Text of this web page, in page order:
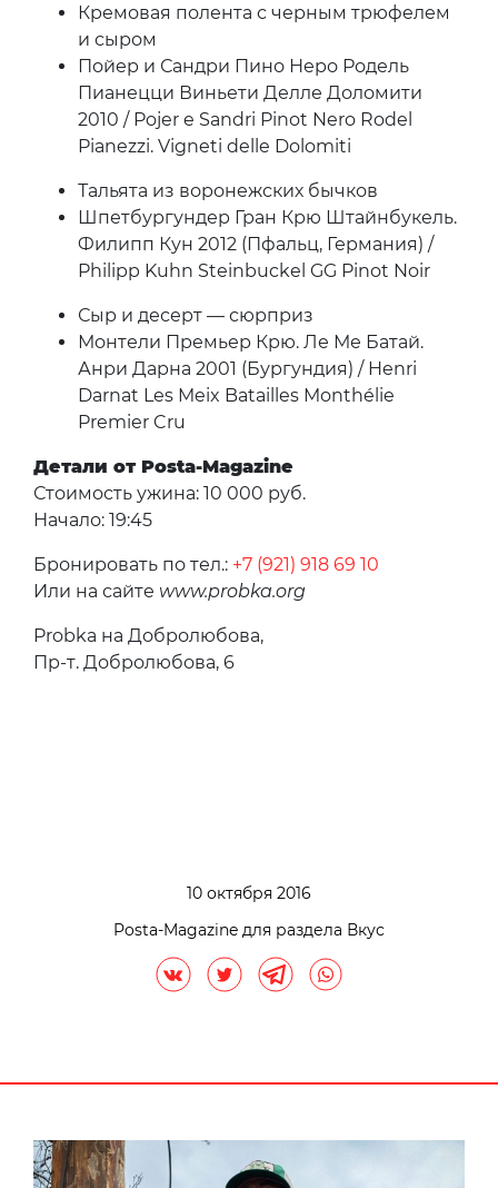
Кремовая полента с черным трюфелем
и сыром
Пойер и Сандри Пино Неро Родель
Пианецци Виньети Делле Доломити
2010 / Pojer e Sandri Pinot Nero Rodel
Pianezzi. Vigneti delle Dolomiti
Тальята из воронежских бычков
Шпетбургундер Гран Крю Штайнбукель.
Филипп Кун 2012 (Пфальц, Германия) /
Philipp Kuhn Steinbuckel GG Pinot Noir
Сыр и десерт — сюрприз
Монтели Премьер Крю. Ле Ме Батай.
Анри Дарна 2001 (Бургундия) / Henri
Darnat Les Meix Batailles Monthélie
Premier Cru
Детали от Posta-Magazine
Стоимость ужина: 10 000 руб.
Начало: 19:45
Бронировать по тел.: +7 (921) 918 69 10
Или на сайте www.probka.org
Probka на Добролюбова,
Пр-т. Добролюбова, 6
10 октября 2016
Posta-Magazine для раздела Вкус